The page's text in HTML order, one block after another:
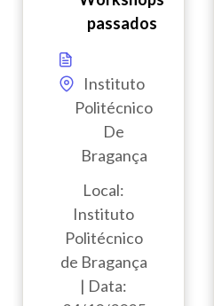
passados
Instituto
Politécnico
De
Bragança
Local:
Instituto
Politécnico
de Bragança
| Data: